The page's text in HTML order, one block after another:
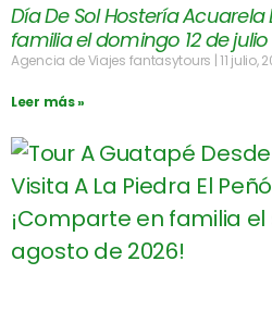
Día De Sol Hostería
familia el domingo 12 de
Agencia de Viajes fantasytours 11 julio,
Leer más »